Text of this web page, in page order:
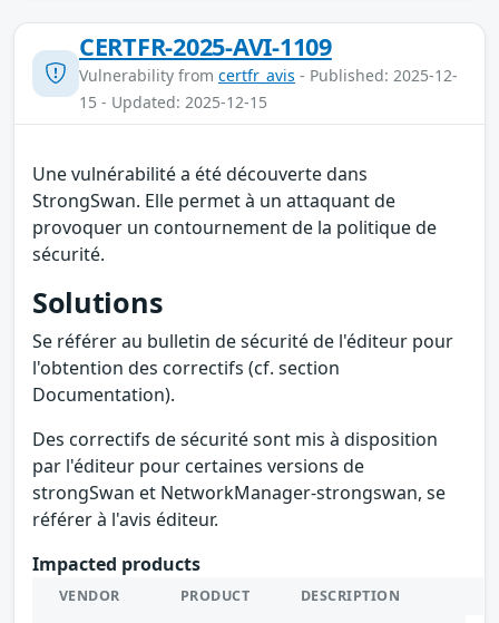
CERTFR-2025-AVI-1109
Vulnerability from certfr_avis - Published: 2025-12-
15 - Updated: 2025-12-15
Une vulnérabilité a été découverte dans
StrongSwan. Elle permet à un attaquant de
provoquer un contournement de la politique de
sécurité.
Solutions
Se référer au bulletin de sécurité de l'éditeur pour
l'obtention des correctifs (cf. section
Documentation).
Des correctifs de sécurité sont mis à disposition
par l'éditeur pour certaines versions de
strongSwan et NetworkManager-strongswan, se
référer à l'avis éditeur.
Impacted products
VENDOR PRODUCT DESCRIPTION